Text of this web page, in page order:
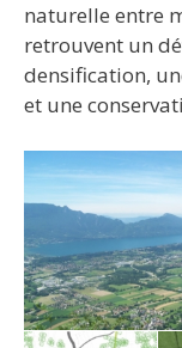
naturelle entre
retrouvent un
densification,
et une